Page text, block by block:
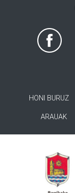
HONI BURUZ
ARAUAK